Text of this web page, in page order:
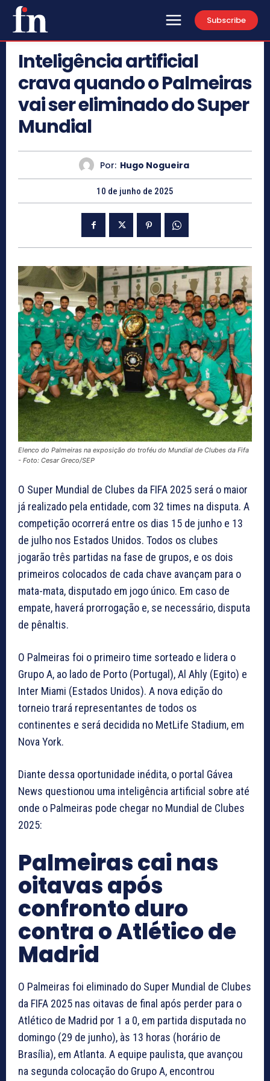
Subscribe
Inteligência artificial
crava quando o Palmeiras
vai ser eliminado do Super
Mundial
Por: Hugo Nogueira
10 de junho de 2025
Elenco do Palmeiras na exposição do troféu do Mundial de Clubes da Fifa
- Foto: Cesar Greco/SEP
O Super Mundial de Clubes da FIFA 2025 será o maior
já realizado pela entidade, com 32 times na disputa. A
competição ocorrerá entre os dias 15 de junho e 13
de julho nos Estados Unidos. Todos os clubes
jogarão três partidas na fase de grupos, e os dois
primeiros colocados de cada chave avançam para o
mata-mata, disputado em jogo único. Em caso de
empate, haverá prorrogação e, se necessário, disputa
de pênaltis.
O Palmeiras foi o primeiro time sorteado e lidera o
Grupo A, ao lado de Porto (Portugal), Al Ahly (Egito) e
Inter Miami (Estados Unidos). A nova edição do
torneio trará representantes de todos os
continentes e será decidida no MetLife Stadium, em
Nova York.
Diante dessa oportunidade inédita, o portal Gávea
News questionou uma inteligência artificial sobre até
onde o Palmeiras pode chegar no Mundial de Clubes
2025:
Palmeiras cai nas
oitavas após
confronto duro
contra o Atlético de
Madrid
O Palmeiras foi eliminado do Super Mundial de Clubes
da FIFA 2025 nas oitavas de final após perder para o
Atlético de Madrid por 1 a 0, em partida disputada no
domingo (29 de junho), às 13 horas (horário de
Brasília), em Atlanta. A equipe paulista, que avançou
na segunda colocação do Grupo A, encontrou